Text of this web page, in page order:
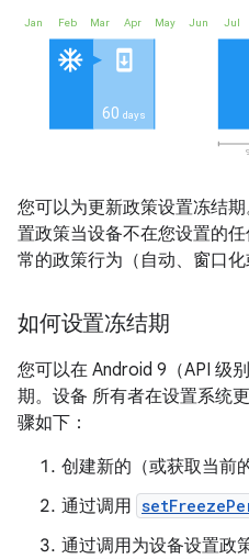
您可以为更新政策设置冻结
置政策当设备不在您设置的
常的政策行为（自动、窗口化
如何设置冻结期
您可以在 Android 9（API 级
期。设备 所有者在设置系统
骤如下：
创建新的（或获取当前
通过调用
通过调用为设备设置政